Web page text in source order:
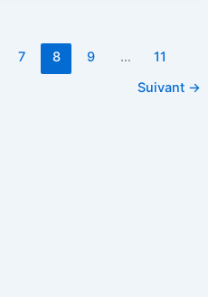
7 8 9 …
11
Suivant →